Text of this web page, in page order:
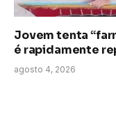
Jovem tenta
é rapidamente
agosto 4, 2026